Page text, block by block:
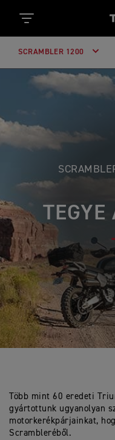
SCRAMBLER 1200
TEGYE
Több mint 60 eredeti
gyártottunk ugyanolyan
motorkerékpárjainkat,
Scrambleréből.